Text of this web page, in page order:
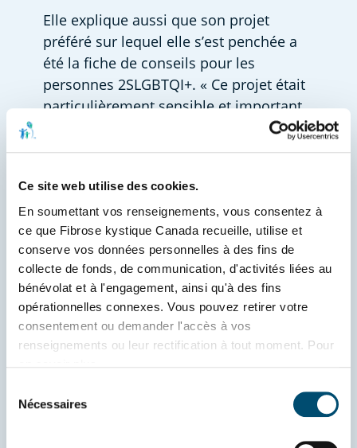
Ce site web utilise des cookies.
En soumettant vos renseignements, vous consentez à
ce que Fibrose kystique Canada recueille, utilise et
conserve vos données personnelles à des fins de
collecte de fonds, de communication, d'activités liées au
bénévolat et à l'engagement, ainsi qu'à des fins
opérationnelles connexes. Vous pouvez retirer votre
consentement ou demander l'accès à vos
renseignements ou leur rectification à tout moment. Pour
Nécessaires
Elle explique aussi que son projet
préféré sur lequel elle s’est penchée a
été la fiche de conseils pour les
personnes 2SLGBTQI+. « Ce projet était
particulièrement sensible et important,
car il visait à aider les cliniciens à mieux
comprendre et mieux servir les patients
pratique sur lequel j’ai eu l’occasion de
travailler de manière indépendante, et il
m’a permis de faire une vraie
différence. »
En occupant un emploi d’été à FK
Canada, Christina a pu façonner ses
aspirations de demain ainsi que ses
objectifs professionnels. Être témoin de
personnes fibro-kystiques l’a inspirée à